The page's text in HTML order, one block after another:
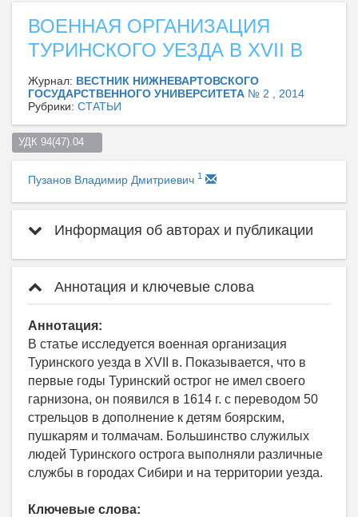
ВОЕННАЯ ОРГАНИЗАЦИЯ
ТУРИНСКОГО УЕЗДА В XVII В
Журнал: ВЕСТНИК НИЖНЕВАРТОВСКОГО
ГОСУДАРСТВЕННОГО УНИВЕРСИТЕТА № 2 , 2014
Рубрики: СТАТЬИ
УДК 94(47).04
Пузанов Владимир Дмитриевич 1
Информация об авторах и публикации
Аннотация и ключевые слова
Аннотация:
В статье исследуется военная организация
Туринского уезда в XVII в. Показывается, что в
первые годы Туринский острог не имел своего
гарнизона, он появился в 1614 г. с переводом 50
стрельцов в дополнение к детям боярским,
пушкарям и толмачам. Большинство служилых
людей Туринского острога выполняли различные
службы в городах Сибири и на территории уезда.
Ключевые слова: